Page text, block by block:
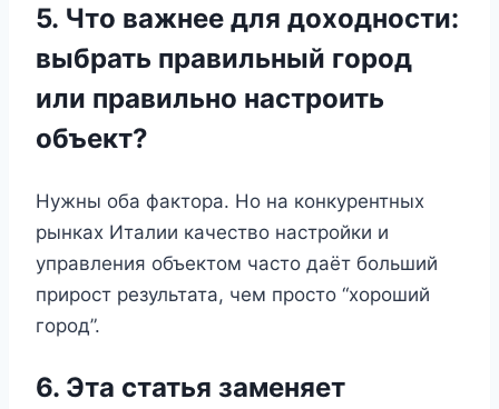
5. Что важнее для доходности:
выбрать правильный город
или правильно настроить
объект?
Нужны оба фактора. Но на конкурентных
рынках Италии качество настройки и
управления объектом часто даёт больший
прирост результата, чем просто “хороший
город”.
6. Эта статья заменяет